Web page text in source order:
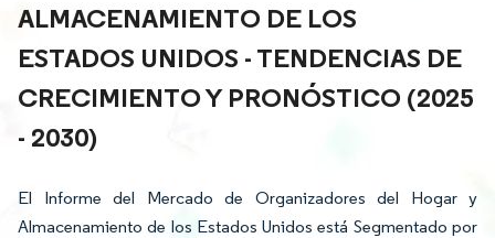
ALMACENAMIENTO DE LOS
ESTADOS UNIDOS - TENDENCIAS DE
CRECIMIENTO Y PRONÓSTICO (2025
- 2030)
El Informe del Mercado de Organizadores del Hogar y
Almacenamiento de los Estados Unidos está Segmentado por